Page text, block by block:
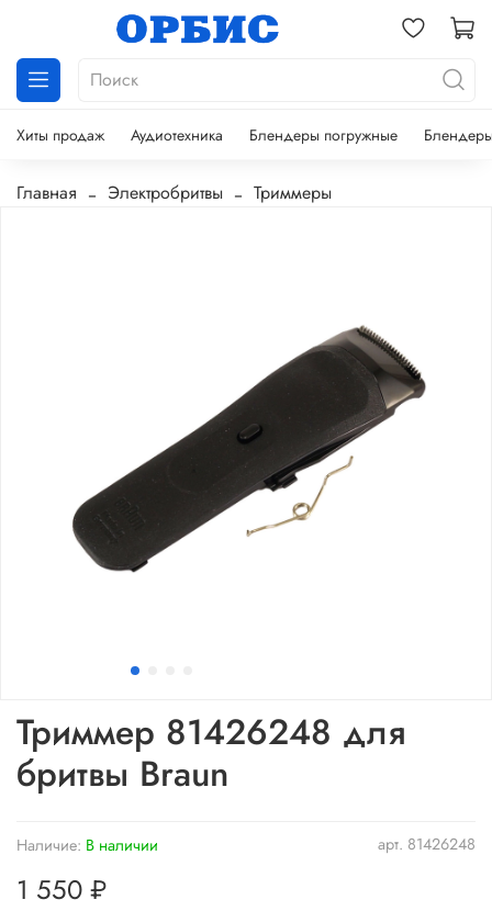
Хиты продаж Аудиотехника Блендеры погружные
Главная Электробритвы Триммеры
арт. 81426248
Наличие: В наличии
Триммер 81426248 для
бритвы Braun
1 550 ₽